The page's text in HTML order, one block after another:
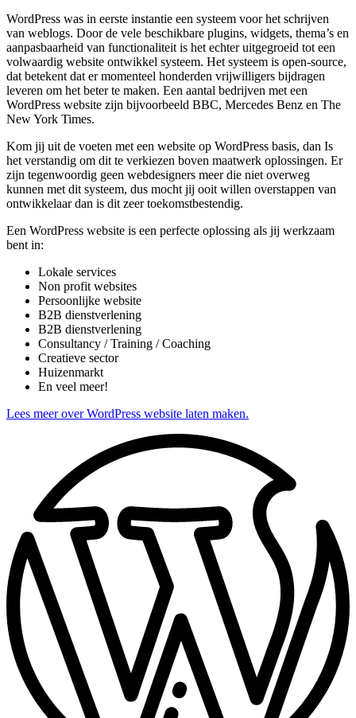
WordPress was in eerste instantie een systeem voor het schrijven
van weblogs. Door de vele beschikbare plugins, widgets, thema’s en
aanpasbaarheid van functionaliteit is het echter uitgegroeid tot een
volwaardig website ontwikkel systeem. Het systeem is open-source,
dat betekent dat er momenteel honderden vrijwilligers bijdragen
leveren om het beter te maken. Een aantal bedrijven met een
WordPress website zijn bijvoorbeeld BBC, Mercedes Benz en The
New York Times.
Kom jij uit de voeten met een website op WordPress basis, dan Is
het verstandig om dit te verkiezen boven maatwerk oplossingen. Er
zijn tegenwoordig geen webdesigners meer die niet overweg
kunnen met dit systeem, dus mocht jij ooit willen overstappen van
ontwikkelaar dan is dit zeer toekomstbestendig.
Een WordPress website is een perfecte oplossing als jij werkzaam
bent in:
Lokale services
Non profit websites
Persoonlijke website
B2B dienstverlening
B2B dienstverlening
Consultancy / Training / Coaching
Creatieve sector
Huizenmarkt
En veel meer!
Lees meer over WordPress website laten maken.